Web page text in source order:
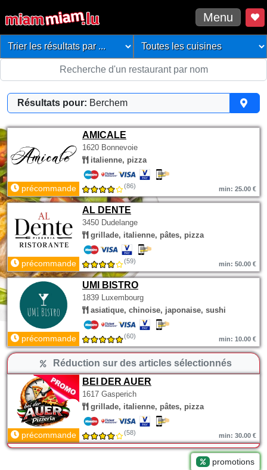
Menu
Résultats pour: Berchem
AMICALE
1620 Bonnevoie
italienne, pizza
précommande (86) min: 25.00 €
AL DENTE
3450 Dudelange
grillade, italienne, pâtes, pizza
précommande (59) min: 50.00 €
UMI BISTRO
1839 Luxembourg
asiatique, chinoise, japonaise, sushi
précommande (60) min: 10.00 €
Réduction sur des articles sélectionnés
BEI DER AUER
1617 Gasperich
grillade, italienne, pâtes, pizza
précommande (58) min: 30.00 €
promotions